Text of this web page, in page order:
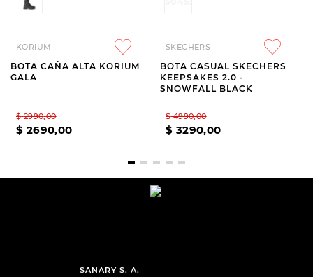
KORIUM
BOTA CAÑA ALTA KORIUM
GALA
$ 2990,00
$ 2690,00
SKECHERS
BOTA CASUAL SKECHERS
KEEPSAKES 2.0 -
SNOWFALL BLACK
$ 4990,00
$ 3290,00
SANARY S. A.